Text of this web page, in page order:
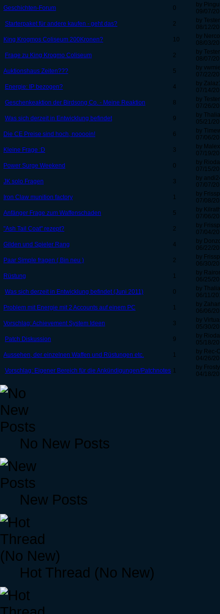
Geschichten-Forum
0
by
09/07/
Starterpaket für andere kaufen - geht das?
2
by
08/12/
King Krogmos Coliseum 200Kronen?
10
by
08/03/
Frage zu King Krogmo Coliseum
2
by
08/07/
Auktionshaus Zeiten???
5
by
07/22/
Energie: IP bezogen?
4
by
07/14/
Geschenkeaktion der Birdsong Co. - Meine Reaktion
8
by
07/26/
Was sich derzeit in Entwicklung befindet
9
by Thalia
05/21/
Die CE Preise sind hoch, nooooin!
6
by
07/06/
Kleine Frage :D
3
by
07/19/
Power Surge Weekend
0
by
07/15/
JK solo Fragen
3
by
07/07/
Iron Claw munition factory
1
by
07/08/
Anfänger Frage zum Waffenschaden
5
by
07/06/
"Ash Tail Coat" rezept?
2
by
07/04/
Gilden und Spieler Rang
4
by
06/22/
Paar Simple fragen ( Bin neu )
2
by
06/30/
Rüstung
1
by
06/25/
Was sich derzeit in Entwicklung befindet (Juni 2011)
0
by Thalia
06/11/
Problem mit Energie mit 2 Accounts auf einem PC
1
by
06/06/
Vorschlag: Achievement System Ideen
3
by
05/30/
Patch Diskussion
9
by
05/18/
Aussehen, der einzelnen Waffen und Rüstungen etc.
1
by Rec-
04/26/
Vorschlag: Eigener Bereich für die Ankündigungen/Patchnotes 1
by
04/18/
No New Posts
New Posts
Hot Thread (No New)